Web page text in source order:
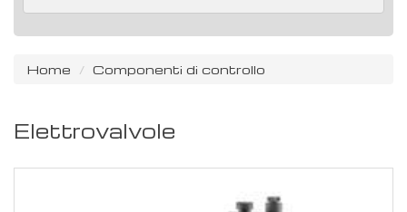
Home Componenti di controllo
Elettrovalvole